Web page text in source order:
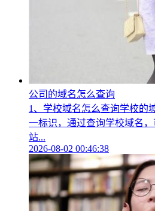
公司的域名怎么查询
1、学校域名怎么查询学校的
一标识，通过查询学校域名
站...
2026-08-02 00:46:38